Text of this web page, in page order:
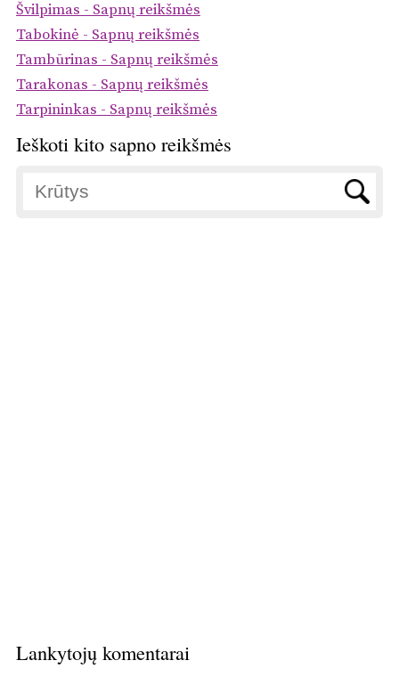
Švilpimas - Sapnų reikšmės
Tabokinė - Sapnų reikšmės
Tambūrinas - Sapnų reikšmės
Tarakonas - Sapnų reikšmės
Tarpininkas - Sapnų reikšmės
Ieškoti kito sapno reikšmės
Lankytojų komentarai